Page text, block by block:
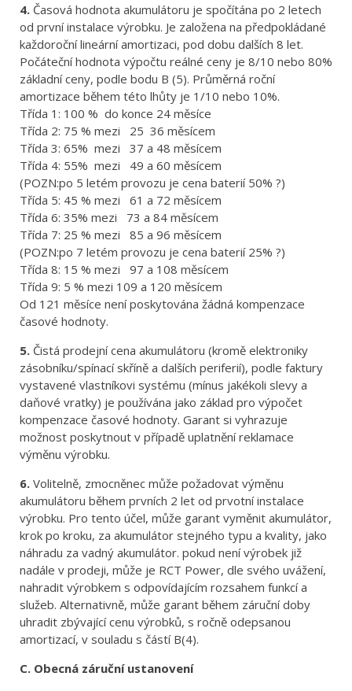
4. Časová hodnota akumulátoru je spočítána po 2 letech
od první instalace výrobku. Je založena na předpokládané
každoroční lineární amortizaci, pod dobu dalších 8 let.
Počáteční hodnota výpočtu reálné ceny je 8/10 nebo 80%
základní ceny, podle bodu B (5). Průměrná roční
amortizace během této lhůty je 1/10 nebo 10%.
Třída 1: 100 % do konce 24 měsíce
Třída 2: 75 % mezi 25 36 měsícem
Třída 3: 65% mezi 37 a 48 měsícem
Třída 4: 55% mezi 49 a 60 měsícem
(POZN:po 5 letém provozu je cena baterií 50% ?)
Třída 5: 45 % mezi 61 a 72 měsícem
Třída 6: 35% mezi 73 a 84 měsícem
Třída 7: 25 % mezi 85 a 96 měsícem
(POZN:po 7 letém provozu je cena baterií 25% ?)
Třída 8: 15 % mezi 97 a 108 měsícem
Třída 9: 5 % mezi 109 a 120 měsícem
Od 121 měsíce není poskytována žádná kompenzace
časové hodnoty.
5. Čistá prodejní cena akumulátoru (kromě elektroniky
zásobníku/spínací skříně a dalších periferií), podle faktury
vystavené vlastníkovi systému (mínus jakékoli slevy a
daňové vratky) je používána jako základ pro výpočet
kompenzace časové hodnoty. Garant si vyhrazuje
možnost poskytnout v případě uplatnění reklamace
výměnu výrobku.
6. Volitelně, zmocněnec může požadovat výměnu
akumulátoru během prvních 2 let od prvotní instalace
výrobku. Pro tento účel, může garant vyměnit akumulátor,
krok po kroku, za akumulátor stejného typu a kvality, jako
náhradu za vadný akumulátor. pokud není výrobek již
nadále v prodeji, může je RCT Power, dle svého uvážení,
nahradit výrobkem s odpovídajícím rozsahem funkcí a
služeb. Alternativně, může garant během záruční doby
uhradit zbývající cenu výrobků, s ročně odepsanou
amortizací, v souladu s částí B(4).
C. Obecná záruční ustanovení